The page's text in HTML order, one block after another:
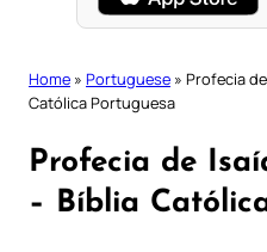
Home » Portuguese » Profecia
Católica Portuguesa
Profecia de
– Bíblia